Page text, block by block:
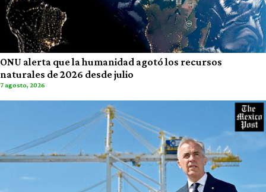
ONU alerta que la humanidad agotó los recursos
naturales de 2026 desde julio
7 agosto, 2026